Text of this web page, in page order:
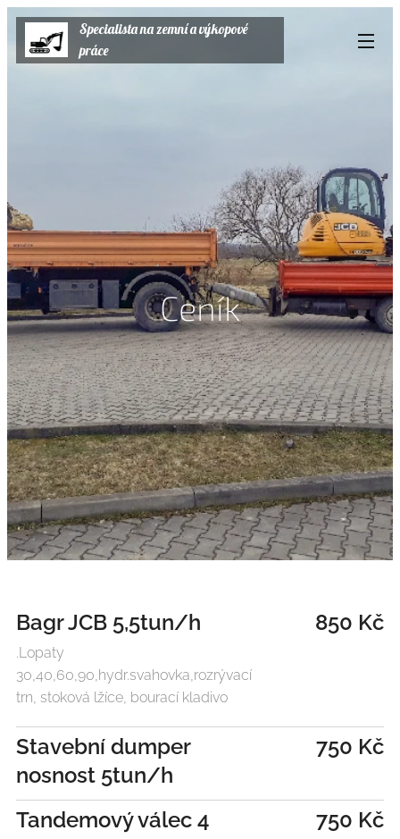
Specialista na zemní a výkopové
práce
Ceník
Bagr JCB 5,5tun/h
.Lopaty
30,40,60,90,hydr.svahovka,rozrývací
trn, stoková lžíce, bourací kladivo
850 Kč
Stavební dumper
nosnost 5tun/h
750 Kč
Tandemový válec 4
750 Kč